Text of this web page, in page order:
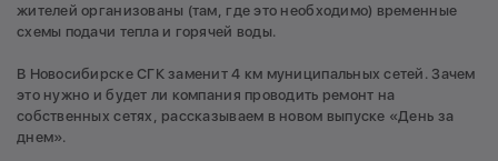
жителей организованы (там, где это необходимо) временные
схемы подачи тепла и горячей воды.
В Новосибирске СГК заменит 4 км муниципальных сетей. Зачем
это нужно и будет ли компания проводить ремонт на
собственных сетях, рассказываем в новом выпуске «День за
днем».